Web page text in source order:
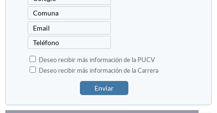
Deseo recibir más información de la PUCV
Deseo recibir más información de la Carrera
Enviar